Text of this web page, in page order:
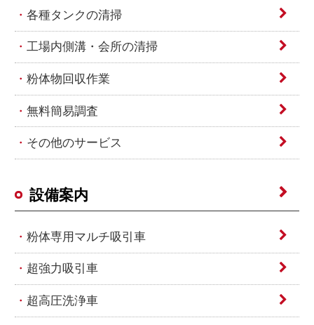
各種タンクの清掃
工場内側溝・会所の清掃
粉体物回収作業
無料簡易調査
その他のサービス
設備案内
粉体専用マルチ吸引車
超強力吸引車
超高圧洗浄車